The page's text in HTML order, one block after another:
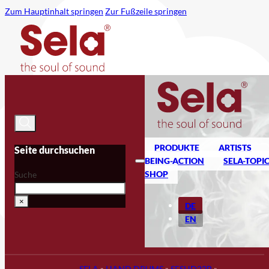
Zum Hauptinhalt springen Zur Fußzeile springen
Seite durchsuchen
Suche
×
PRODUKTE
ARTISTS
BEING-ACTION
SELA-
SHOP
DE
EN